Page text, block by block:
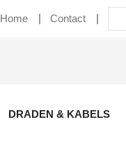
Home Contact
DRADEN & KABELS